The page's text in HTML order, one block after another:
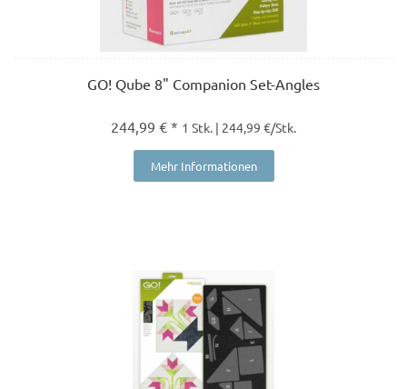
GO! Qube 8" Companion Set-Angles
244,99 € * 1 Stk. | 244,99 €/Stk.
Mehr Informationen